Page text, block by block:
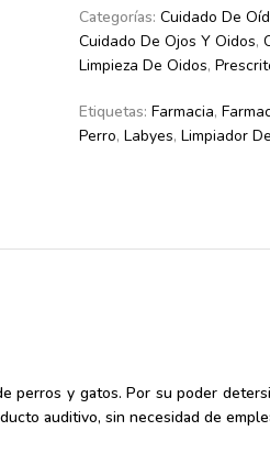
Categorías: Cuidado De
Cuidado De Ojos Y Oidos,
Limpieza De Oidos,
Etiquetas: Farmacia,
Perro, Labyes, Limpiador
perros y gatos. Por su poder
auditivo, sin necesidad de